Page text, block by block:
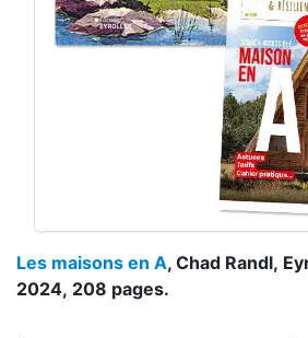
Les maisons en A, Chad Randl,
2024, 208 pages.